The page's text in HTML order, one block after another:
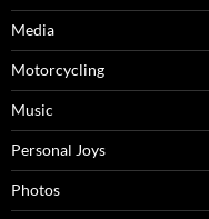
Media
Motorcycling
Music
Personal Joys
Photos